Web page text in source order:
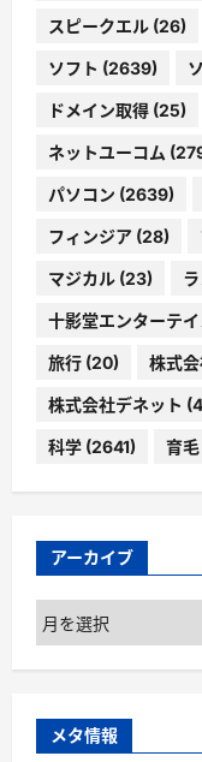
スピークエル (26)
ソフト (2639)
ドメイン取得 (25)
ネットユーコム
パソコン (2639)
フィンジア (28)
マジカル (23)
十影堂エンターテイ
旅行 (20) 株式
株式会社デネット
科学 (2641) 育毛
アーカイブ
ア
ー
カ
ブ
メタ情報